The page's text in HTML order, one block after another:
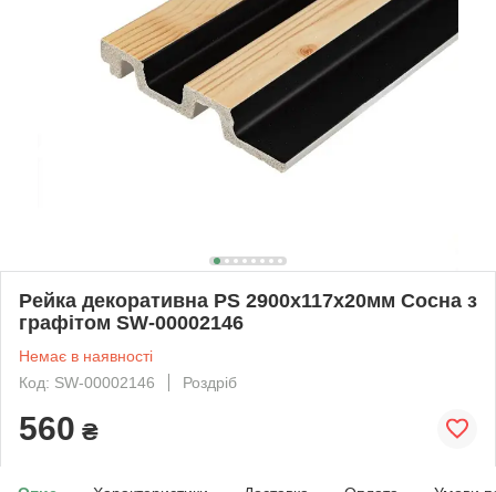
Рейка декоративна PS 2900х117х20мм Сосна з
графітом SW-00002146
Немає в наявності
Код: SW-00002146
Роздріб
560 ₴